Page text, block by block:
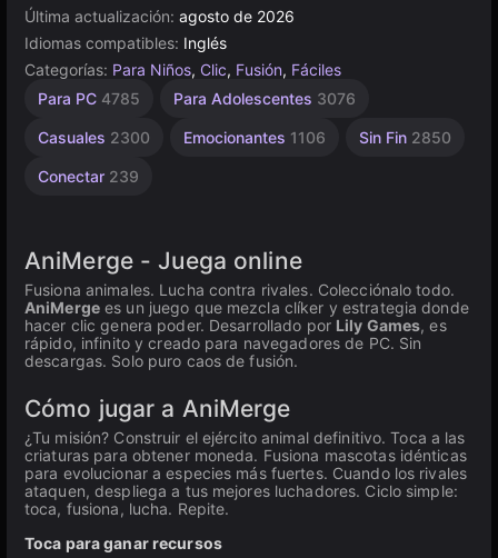
Última actualización: agosto de 2026
Idiomas compatibles: Inglés
Categorías: Para Niños, Clic, Fusión, Fáciles
Para PC 4785 Para Adolescentes 3076
Casuales 2300 Emocionantes 1106 Sin Fin 2850
Conectar 239
Escritorio
Gatitos
De 1
4132
Alta
3572
Sencillos
Para
1480
Browser
AniMerge - Juega online
Fusiona animales. Lucha contra rivales. Colecciónalo todo.
AniMergees un juego que mezcla clíker y estrategia donde
hacer clic genera poder. Desarrollado por Lily Games, es
rápido, infinito y creado para navegadores de PC. Sin
descargas. Solo puro caos de fusión.
Cómo jugar a AniMerge
¿Tu misión? Construir el ejército animal definitivo. Toca a las
criaturas para obtener moneda. Fusiona mascotas idénticas
para evolucionar a especies más fuertes. Cuando los rivales
ataquen, despliega a tus mejores luchadores. Ciclo simple:
toca, fusiona, lucha. Repite.
Toca para ganar recursos